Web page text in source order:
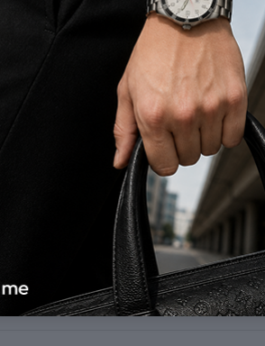
Велике лезо; Кільце/отвір для